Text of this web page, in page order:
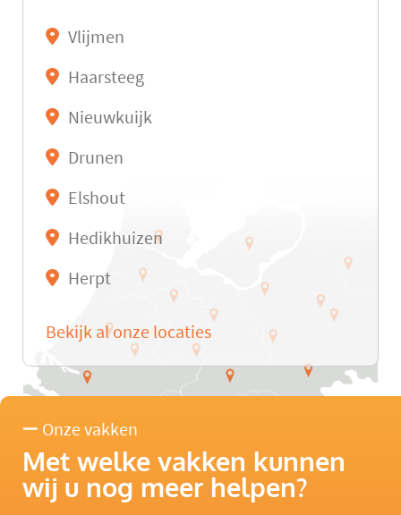
Vlijmen
Haarsteeg
Nieuwkuijk
Drunen
Elshout
Hedikhuizen
Herpt
Bekijk al onze locaties
Onze vakken
Met welke vakken kunnen
wij u nog meer helpen?